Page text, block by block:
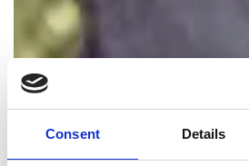
Consent Details